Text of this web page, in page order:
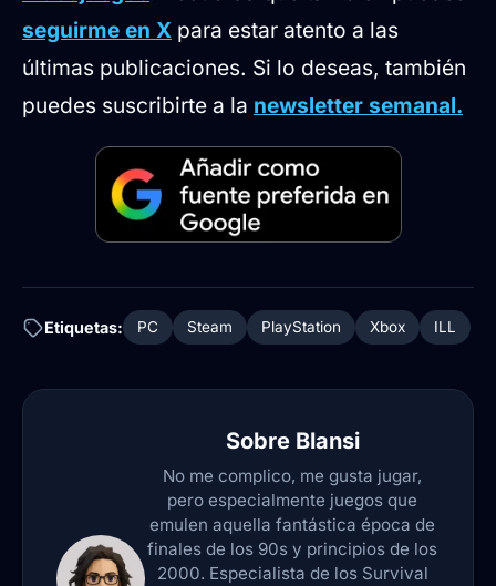
seguirme en X para estar atento a las
últimas publicaciones. Si lo deseas, también
puedes suscribirte a la newsletter semanal.
Etiquetas: PC Steam PlayStation Xbox ILL
Sobre Blansi
No me complico, me gusta jugar,
pero especialmente juegos que
emulen aquella fantástica época de
finales de los 90s y principios de los
2000. Especialista de los Survival